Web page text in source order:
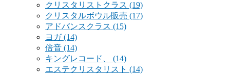
クリスタリストクラス (19)
クリスタルボウル販売 (17)
アドバンスクラス (15)
ヨガ(14)
倍音 (14)
キングレコード、 (14)
エステクリスタリスト (14)